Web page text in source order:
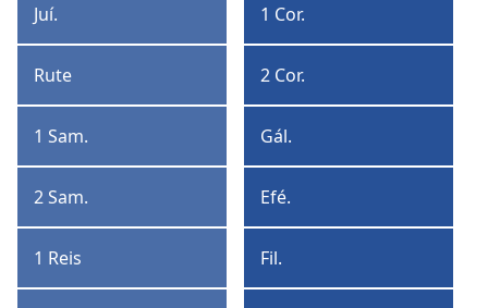
Juízes
Juí.
Rute
Rute
1
Samuel
1 Sam.
2
Samuel
2 Sam.
1
Reis
1 Reis
1
Coríntios
1 Cor.
2
Coríntios
2 Cor.
Gálatas
Gál.
Efésios
Efé.
Filipenses
Fil.